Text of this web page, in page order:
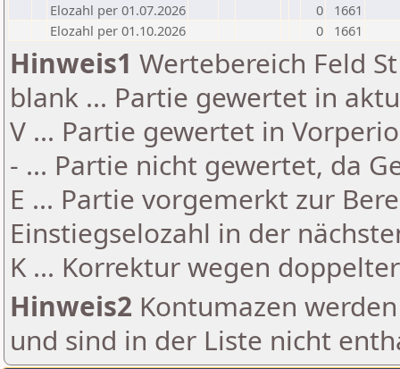
Elozahl per 01.07.2026
0
1661
Elozahl per 01.10.2026
0 1661
Hinweis1 Wertebereich Feld
blank ... Partie gewertet in
V ... Partie gewertet in
- ... Partie nicht gewertet, da
E ... Partie vorgemerkt zur
Einstiegselozahl in der
K ... Korrektur wegen
Hinweis2 Kontumazen
und sind in der Liste nicht